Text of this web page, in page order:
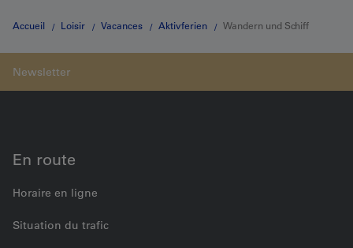
Accueil Loisir Vacances Aktivferien Wandern und Schiff
En route
Horaire en ligne
Situation du trafic